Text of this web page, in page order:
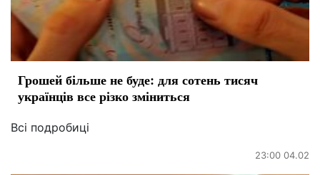
Грошей більше не буде: для сотень тисяч
українців все різко зміниться
Всі подробиці
23:00 04.02